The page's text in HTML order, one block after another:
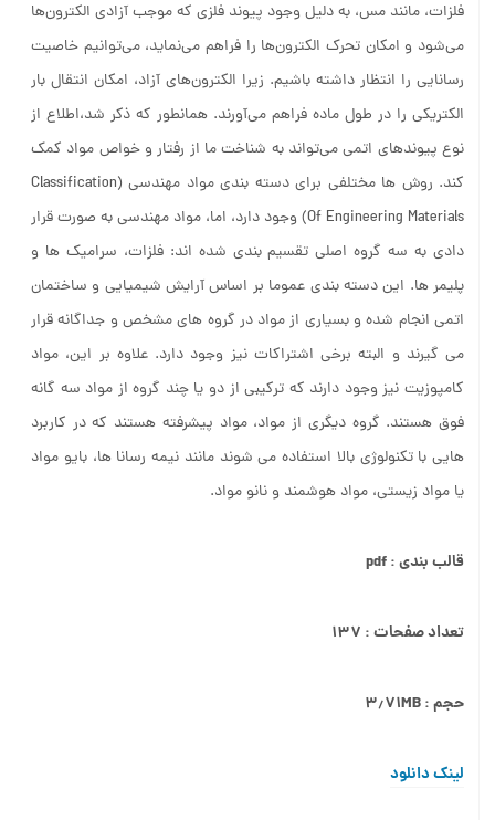
فلزات، مانند مس، به دلیل وجود پیوند فلزی که موجب آزادی الکترون‌‌ها
می‌‌شود و امکان تحرک الکترون‌‌ها را فراهم می‌‌نماید، می‌‌توانیم خاصیت
رسانایی را انتظار داشته باشیم. زیرا الکترون‌‌های آزاد، امکان انتقال بار
الکتریکی را در طول ماده فراهم می‌آورند. همانطور که ذکر شد،اطلاع از
نوع پیوندهای اتمی می‌‌تواند به شناخت ما از رفتار و خواص مواد کمک
کند. روش ها مختلفی برای دسته بندی مواد مهندسی (Classification
Of Engineering Materials) وجود دارد، اما، مواد مهندسی به صورت قرار
دادی به سه گروه اصلی تقسیم بندی شده اند: فلزات، سرامیک ها و
پلیمر ها. این دسته بندی عموما بر اساس آرایش شیمیایی و ساختمان
اتمی انجام شده و بسیاری از مواد در گروه های مشخص و جداگانه قرار
می گیرند و البته برخی اشتراکات نیز وجود دارد. علاوه بر این، مواد
کامپوزیت نیز وجود دارند که ترکیبی از دو یا چند گروه از مواد سه گانه
فوق هستند. گروه دیگری از مواد، مواد پیشرفته هستند که در کاربرد
هایی با تکنولوژی بالا استفاده می شوند مانند نیمه رسانا ها، بایو مواد
یا مواد زیستی، مواد هوشمند و نانو مواد.
قالب بندی : pdf
تعداد صفحات : ۱۳۷
حجم : ۳٫۷۱MB
لینک دانلود